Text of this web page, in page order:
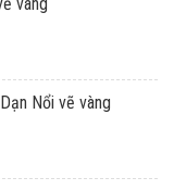
Nổi vẽ vàng